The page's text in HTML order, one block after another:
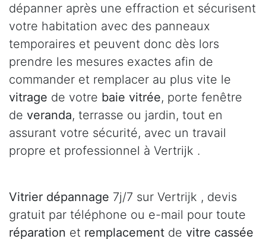
dépanner après une effraction et sécurisent
votre habitation avec des panneaux
temporaires et peuvent donc dès lors
prendre les mesures exactes afin de
commander et remplacer au plus vite le
vitrage de votre baie vitrée, porte fenêtre
de veranda, terrasse ou jardin, tout en
assurant votre sécurité, avec un travail
propre et professionnel à Vertrijk .
Vitrier dépannage 7j/7 sur Vertrijk , devis
gratuit par téléphone ou e-mail pour toute
réparation et remplacement de vitre cassée